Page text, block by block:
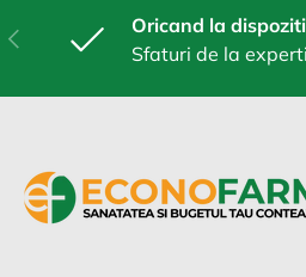
Anterior
Oricand la
Sfaturi de la experti